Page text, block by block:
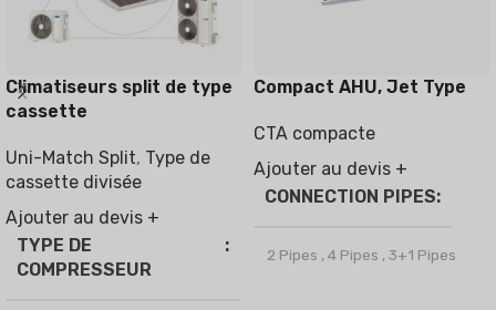
Climatiseurs split de type
cassette
Uni-Match Split, Type de
cassette divisée
Ajouter au devis +
TYPE DE
COMPRESSEUR
Compact AHU, Jet Type
CTA compacte
Ajouter au devis +
CONNECTION PIPES
2 Pipes ,4 Pipes ,3+1 Pipes